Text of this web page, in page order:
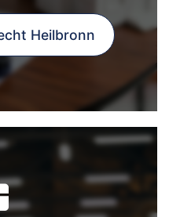
Heilbronn